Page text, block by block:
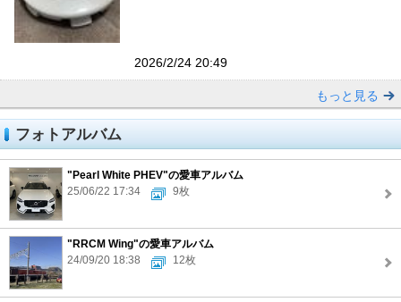
2026/2/24 20:49
もっと見る
フォトアルバム
"Pearl White PHEV"の愛車アルバム
25/06/22 17:34
9枚
"RRCM Wing"の愛車アルバム
24/09/20 18:38
12枚